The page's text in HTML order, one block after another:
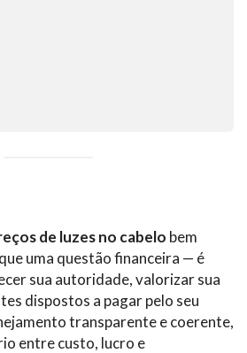
de luzes no cabelo bem
uma questão financeira — é
sua autoridade, valorizar sua
dispostos a pagar pelo seu
transparente e coerente,
entre custo, lucro e